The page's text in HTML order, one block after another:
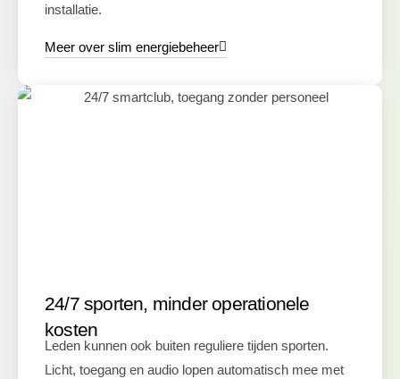
installatie.
Meer over slim energiebeheer
24/7 sporten, minder operationele
kosten
Leden kunnen ook buiten reguliere tijden sporten.
Licht, toegang en audio lopen automatisch mee met